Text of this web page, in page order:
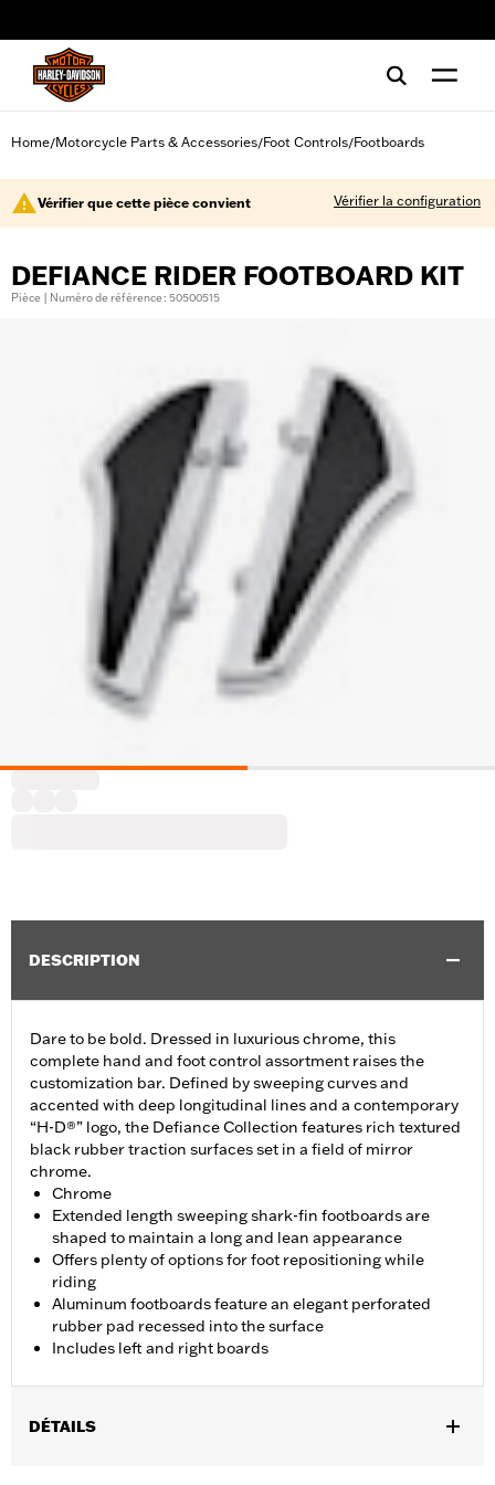
Home/Motorcycle Parts & Accessories/Foot Controls/Footboards
Vérifier que cette pièce convient Vérifier la configuration
DEFIANCE RIDER FOOTBOARD KIT
Pièce | Numéro de référence : 50500515
DESCRIPTION
Dare to be bold. Dressed in luxurious chrome, this
complete hand and foot control assortment raises the
customization bar. Defined by sweeping curves and
accented with deep longitudinal lines and a contemporary
“H-D®” logo, the Defiance Collection features rich textured
black rubber traction surfaces set in a field of mirror
chrome.
Chrome
Extended length sweeping shark-fin footboards are
shaped to maintain a long and lean appearance
Offers plenty of options for foot repositioning while
riding
Aluminum footboards feature an elegant perforated
rubber pad recessed into the surface
Includes left and right boards
DÉTAILS